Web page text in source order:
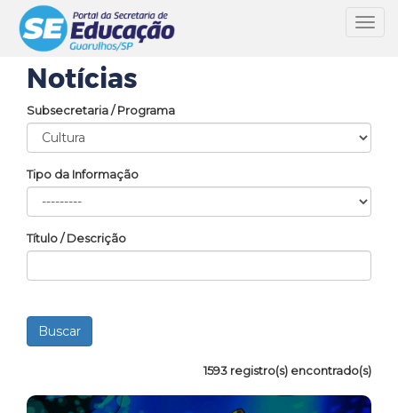
Notícias
Subsecretaria / Programa
Tipo da Informação
Título / Descrição
1593 registro(s) encontrado(s)